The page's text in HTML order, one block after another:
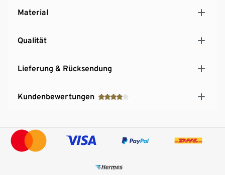
Material
Qualität
Lieferung & Rücksendung
Kundenbewertungen